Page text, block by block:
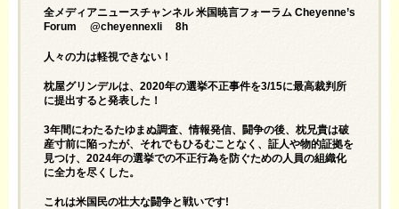
全メディアニュースチャンネル 米国暁言フォーラム Cheyenne’s
Forum @cheyennexli 8h
人々の力は軽視できない！
枕屋グリンデルは、2020年の選挙不正事件を3/15に最高裁判所
に提出すると発表した！
3年間にわたるたゆまぬ調査、情報発信、闘争の後、枕兄貴は破
産寸前に陥ったが、それでもひるむことなく、証人や物的証拠を
見つけ、2024年の選挙での不正行為を防ぐための人員の組織化
に全力を尽くした。
これは米国民の壮大な闘争と戦いです!